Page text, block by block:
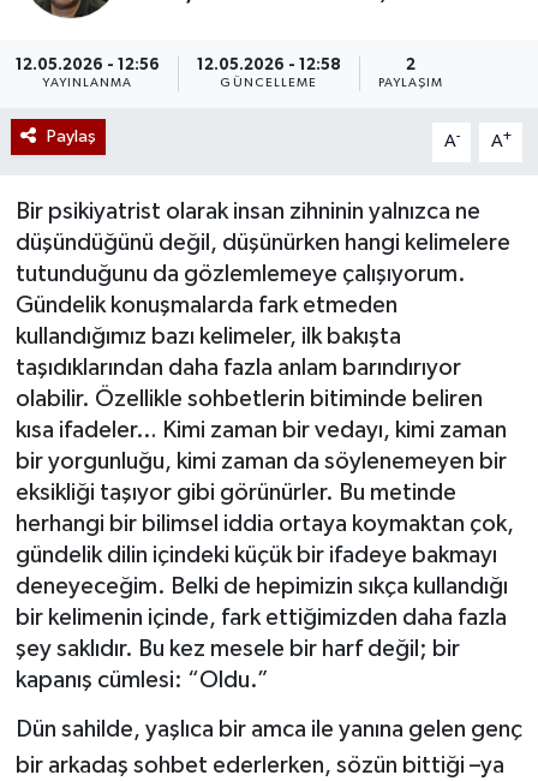
12.05.2026 - 12:56
YAYINLANMA
12.05.2026 - 12:58
GÜNCELLEME
2
PAYLAŞIM
Paylaş A- A+
Bir psikiyatrist olarak insan zihninin yalnızca ne
düşündüğünü değil, düşünürken hangi kelimelere
tutunduğunu da gözlemlemeye çalışıyorum.
Gündelik konuşmalarda fark etmeden
kullandığımız bazı kelimeler, ilk bakışta
taşıdıklarından daha fazla anlam barındırıyor
olabilir. Özellikle sohbetlerin bitiminde beliren
kısa ifadeler… Kimi zaman bir vedayı, kimi zaman
bir yorgunluğu, kimi zaman da söylenemeyen bir
eksikliği taşıyor gibi görünürler. Bu metinde
herhangi bir bilimsel iddia ortaya koymaktan çok,
gündelik dilin içindeki küçük bir ifadeye bakmayı
deneyeceğim. Belki de hepimizin sıkça kullandığı
bir kelimenin içinde, fark ettiğimizden daha fazla
şey saklıdır. Bu kez mesele bir harf değil; bir
kapanış cümlesi: “Oldu.”
Dün sahilde, yaşlıca bir amca ile yanına gelen genç
bir arkadaş sohbet ederlerken, sözün bittiği –ya